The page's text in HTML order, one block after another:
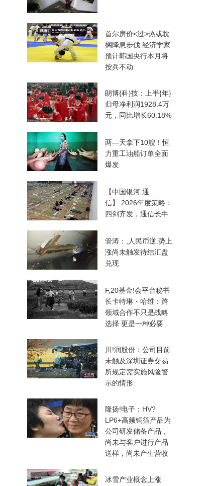
首尔房价<过>热或耽
搁降息步伐 经济学家
预计韩国央行本月将
按兵不动
朗博{科}技：上半{年}
归母净利润1928.4万
元，同比增长60.18%
两—天拿下10艘！恒
力重工油船订单全面
爆发
【中国银河:通
信】.2026年度策略：
四剑齐发，通信长牛
管涛：,人民币逆.势上
涨尚未触发待结汇盘
兑现
F,20基金!会平台秘书
长卡特琳・哈维：跨
领域合作不只是战略
选择 更是一种必要
川!润股份：公司目前
未触及深圳证券交易
所规定需实施风险警
示的情形
隆扬!电子：HV?
LP6+高频铜箔产品为
公司研发储备产品，
尚未与客户进行产品
送样，尚未产生营收
冰雪产业概念上涨